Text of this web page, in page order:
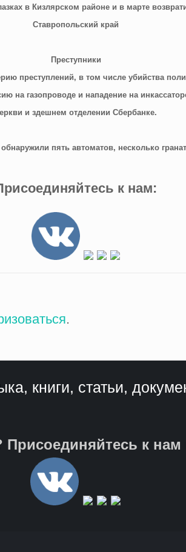
в Кизлярском районе и в марте
Ставропольский край
Преступники
преступлений, в том числе убийства
на газопроводе и нападение на
и здешнем отделении Сбербанке.
пять автоматов, несколько
к нам:
.
книги, статьи,
к нам